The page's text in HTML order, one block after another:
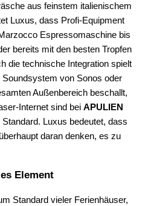
aus feinstem italienischem
Luxus, dass Profi-Equipment
Espressomaschine bis
bereits mit den besten Tropfen
die technische Integration spielt
von Sonos oder
Außenbereich beschallt,
Internet sind beiAPULIEN
Luxus bedeutet, dass
daran denken, es zu
Element
Standard vieler Ferienhäuser,